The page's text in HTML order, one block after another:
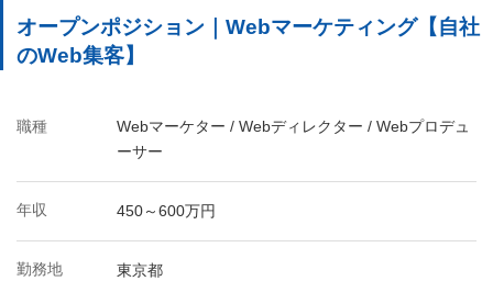
オープンポジション｜Webマーケティング【自社
のWeb集客】
職種
Webマーケター / Webディレクター / Webプロデュ
ーサー
年収 450～600万円
勤務地 東京都